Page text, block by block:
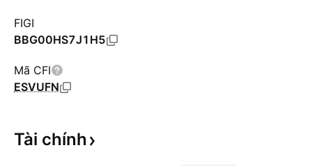
FIGI
BBG00HS7J1H5
Mã CFI
ESVUFN
Tài chính